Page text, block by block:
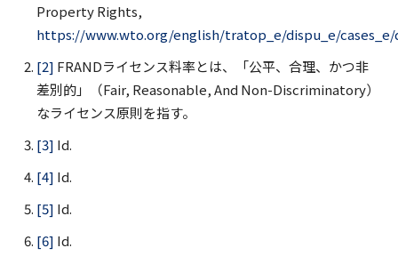
Property Rights,
https://www.wto.org/english/tratop_e/dispu_e/cases_e/
[2] FRANDライセンス料率とは、「公平、合理、かつ非
差別的」（Fair, Reasonable, And Non-Discriminatory）
なライセンス原則を指す。
[3] Id.
[4] Id.
[5] Id.
[6] Id.